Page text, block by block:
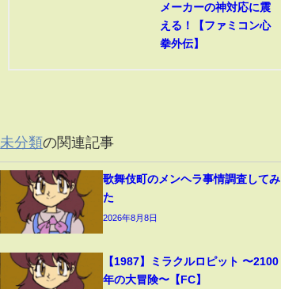
メーカーの神対応に震
える！【ファミコン心
拳外伝】
未分類の関連記事
歌舞伎町のメンヘラ事情調査してみ
た
2026年8月8日
【1987】ミラクルロピット 〜2100
年の大冒険〜【FC】